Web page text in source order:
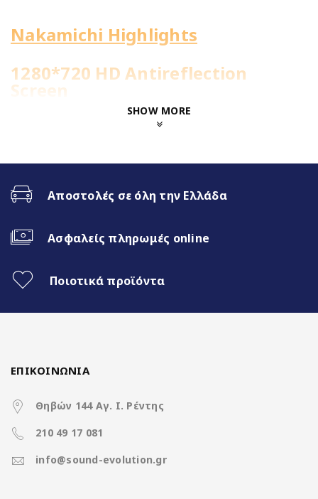
Nakamichi Highlights
1280*720 HD Antireflection
Screen
4Core@1.51GHz | 4+64GB
WiFi Built-in
Fast Boot 1 sec
Ασύρματο CarPlay & Ασύρματο
Χαρακτηριστικά
Operation System Nakamichi Os Android13
CPU
1.5Ghz
SHOW MORE
Αποστολές σε όλη την Ελλάδα
Ασφαλείς πληρωμές online
Ποιοτικά προϊόντα
ΕΠΙΚΟΙΝΩΝΙΑ
Θηβών 144 Αγ. Ι. Ρέντης
210 49 17 081
info@sound-evolution.gr